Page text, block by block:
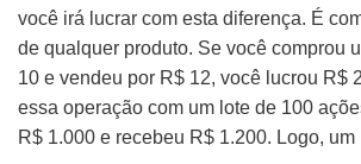
você irá lucrar com esta diferença. É
de qualquer produto. Se você comprou
10 e vendeu por R$ 12, você lucrou R$
essa operação com um lote de 100
R$ 1.000 e recebeu R$ 1.200. Logo,